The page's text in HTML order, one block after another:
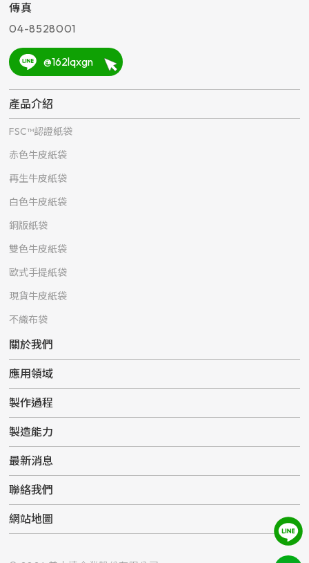
傳真
04-8528001
@162lqxgn
產品介紹
FSC™認證紙袋
赤色牛皮紙袋
再生牛皮紙袋
白色牛皮紙袋
銅版紙袋
雙色牛皮紙袋
歐式手提紙袋
現貨牛皮紙袋
不織布袋
關於我們
應用領域
製作過程
製造能力
最新消息
聯絡我們
網站地圖